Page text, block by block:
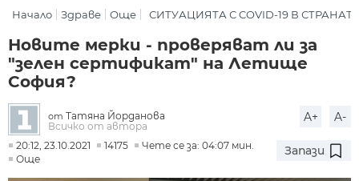
Начало Здраве Още СИТУАЦИЯТА С COVID-19 В
Новите мерки - проверяват ли за
"зелен сертификат" на Летище
София?
от Татяна Йорданова
Всичко от автора
A+ A-
20:12, 23.10.2021 14175
Чете се за: 04:07 мин.
Още
Запази